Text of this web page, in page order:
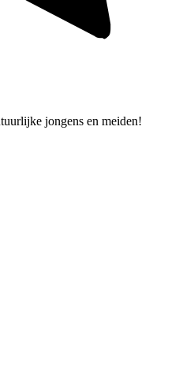
jongens en meiden!